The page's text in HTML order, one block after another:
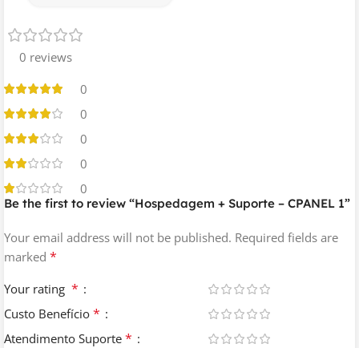
0 reviews
0
0
0
0
0
Be the first to review “Hospedagem + Suporte – CPANEL 1”
Your email address will not be published. Required fields are
marked *
Your rating *
Custo Benefício *
Atendimento Suporte *